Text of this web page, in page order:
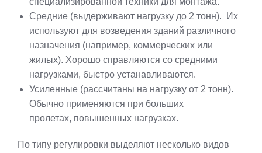
Средние (выдерживают нагрузку до 2 тонн). Их
используют для возведения зданий различного
назначения (например, коммерческих или
жилых). Хорошо справляются со средними
нагрузками, быстро устанавливаются.
Усиленные (рассчитаны на нагрузку от 2 тонн).
Обычно применяются при больших
пролетах, повышенных нагрузках.
По типу регулировки выделяют несколько видов